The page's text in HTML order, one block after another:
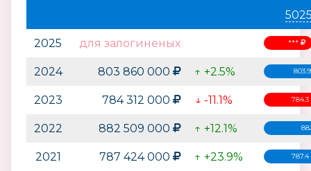
2025 для залогиненых ***
2024 803 860 000 ↑ +2.5%
2023 784 312 000 ↓ -11.1%
2022 882 509 000 ↑ +12.1%
2021 787 424 000 ↑ +23.9%